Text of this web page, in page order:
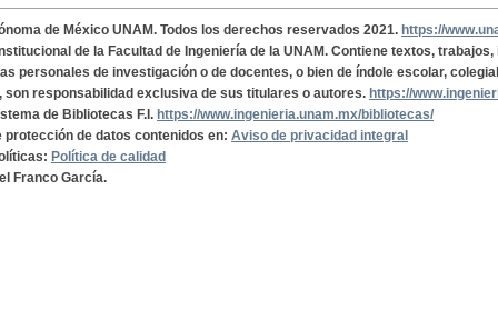
de México UNAM. Todos los derechos reservados 2021. https://
de la Facultad de Ingeniería de la UNAM. Contiene textos,
personales de investigación o de docentes, o bien de índole escolar,
responsabilidad exclusiva de sus titulares o autores. https://
de Bibliotecas F.I. https://www.ingenieria.unam.mx/bibliotecas/
de datos contenidos en: Aviso de privacidad integral
Política de calidad
Franco García.